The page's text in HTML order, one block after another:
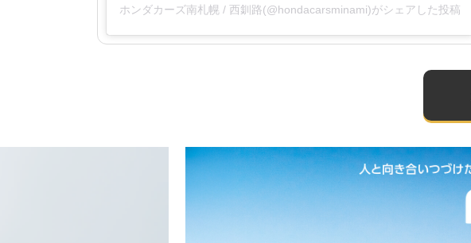
ホンダカーズ南札幌 / 西釧路(@hondacarsminami)がシェアした投稿